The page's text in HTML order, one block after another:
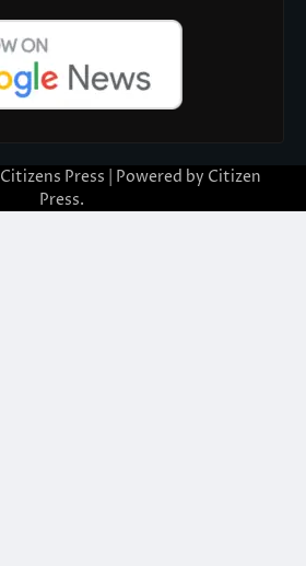
Citizens Press | Powered by Citizen
Press.